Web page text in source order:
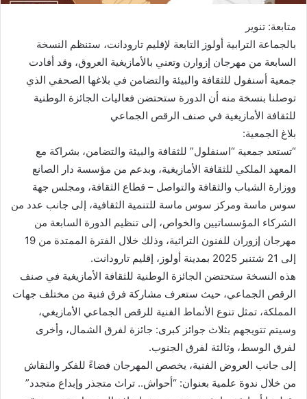
متابعة: تنوير
بالجماعة الترابية أولوز التابعة لإقليم تارودانت، ستنظم النسخة
السابعة من مهرجان إزوارن وتعني بالأمازيغية العروق، وقد أفادت
جمعية أسنفول للثقافة والبيئة والتضامن في بلاغها الصحفي الذي
توصلنا بنسخة منه أن الدورة ستحتضن فعاليات الجائزة الوطنية
للثقافة الأمازيغية في صنف الرقص الجماعي
بلاغ الجمعية:
“تستعد جمعية “اسنفلول” للثقافة والبيئة والتضامن، بشراكة مع
المعهد الملكي للثقافة الأمازيغية، وبدعم من مؤسسة دار الصانع
ووزارة الشباب والثقافة والتواصل – قطاع الثقافة، ومجلس جهة
سوس ماسة ومركز سوس ماسة للتنمية الثقافية، إلى جانب عدد من
الشركاء المؤسساتيين والخواص، إلى تنظيم الدورة السابعة من
مهرجان إزوران للفنون التراثية، وذلك خلال الفترة الممتدة من 19
إلى 21 شتنبر 2025 بمدينة أولوز، إقليم تارودانت.
هذه النسخة ستحتضن الجائزة الوطنية للثقافة الأمازيغية في صنف
الرقص الجماعي، حيث ستعرف مشاركة فرق فنية من مختلف جهات
المملكة، تمثل تنوع الأنماط الفنية للرقص الجماعي الأمازيغي،
وسيتم تتويجهم بثلاث جوائز كبرى: جائزة لفرق الشمال، وأخرى
لفرق الوسط، وثالثة لفرق الجنوب.
إلى جانب العروض الفنية، يخصص المهرجان فضاءً للفكر والنقاش
من خلال ندوة علمية بعنوان: “أحواش.. تراث متجذر وإبداع متجدد”